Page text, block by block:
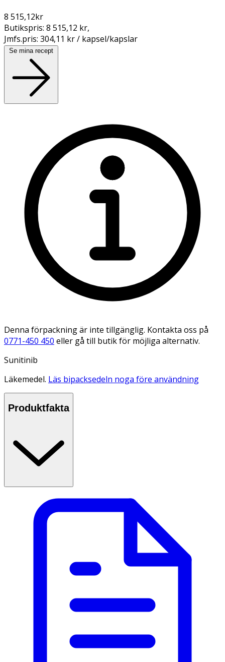
8 515,12kr
Butikspris: 8 515,12 kr,
Jmfs.pris: 304,11 kr / kapsel/kapslar
Se mina recept
Denna förpackning är inte tillgänglig. Kontakta oss på
0771-450 450 eller gå till butik för möjliga alternativ.
Sunitinib
Läkemedel. Läs bipacksedeln noga före användning
Produktfakta